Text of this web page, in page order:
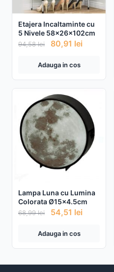
Etajera Incaltaminte cu
5 Nivele 58x26x102cm
94,58lei 80,91 lei
Adauga in cos
Lampa Luna cu Lumina
Colorata Ø15x4.5cm
68,99lei 54,51 lei
Adauga in cos